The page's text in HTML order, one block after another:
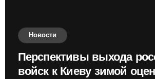
Новости
Перспективы выхода
войск к Киеву зимой